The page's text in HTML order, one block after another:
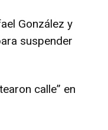
González y
suspender
calle” en